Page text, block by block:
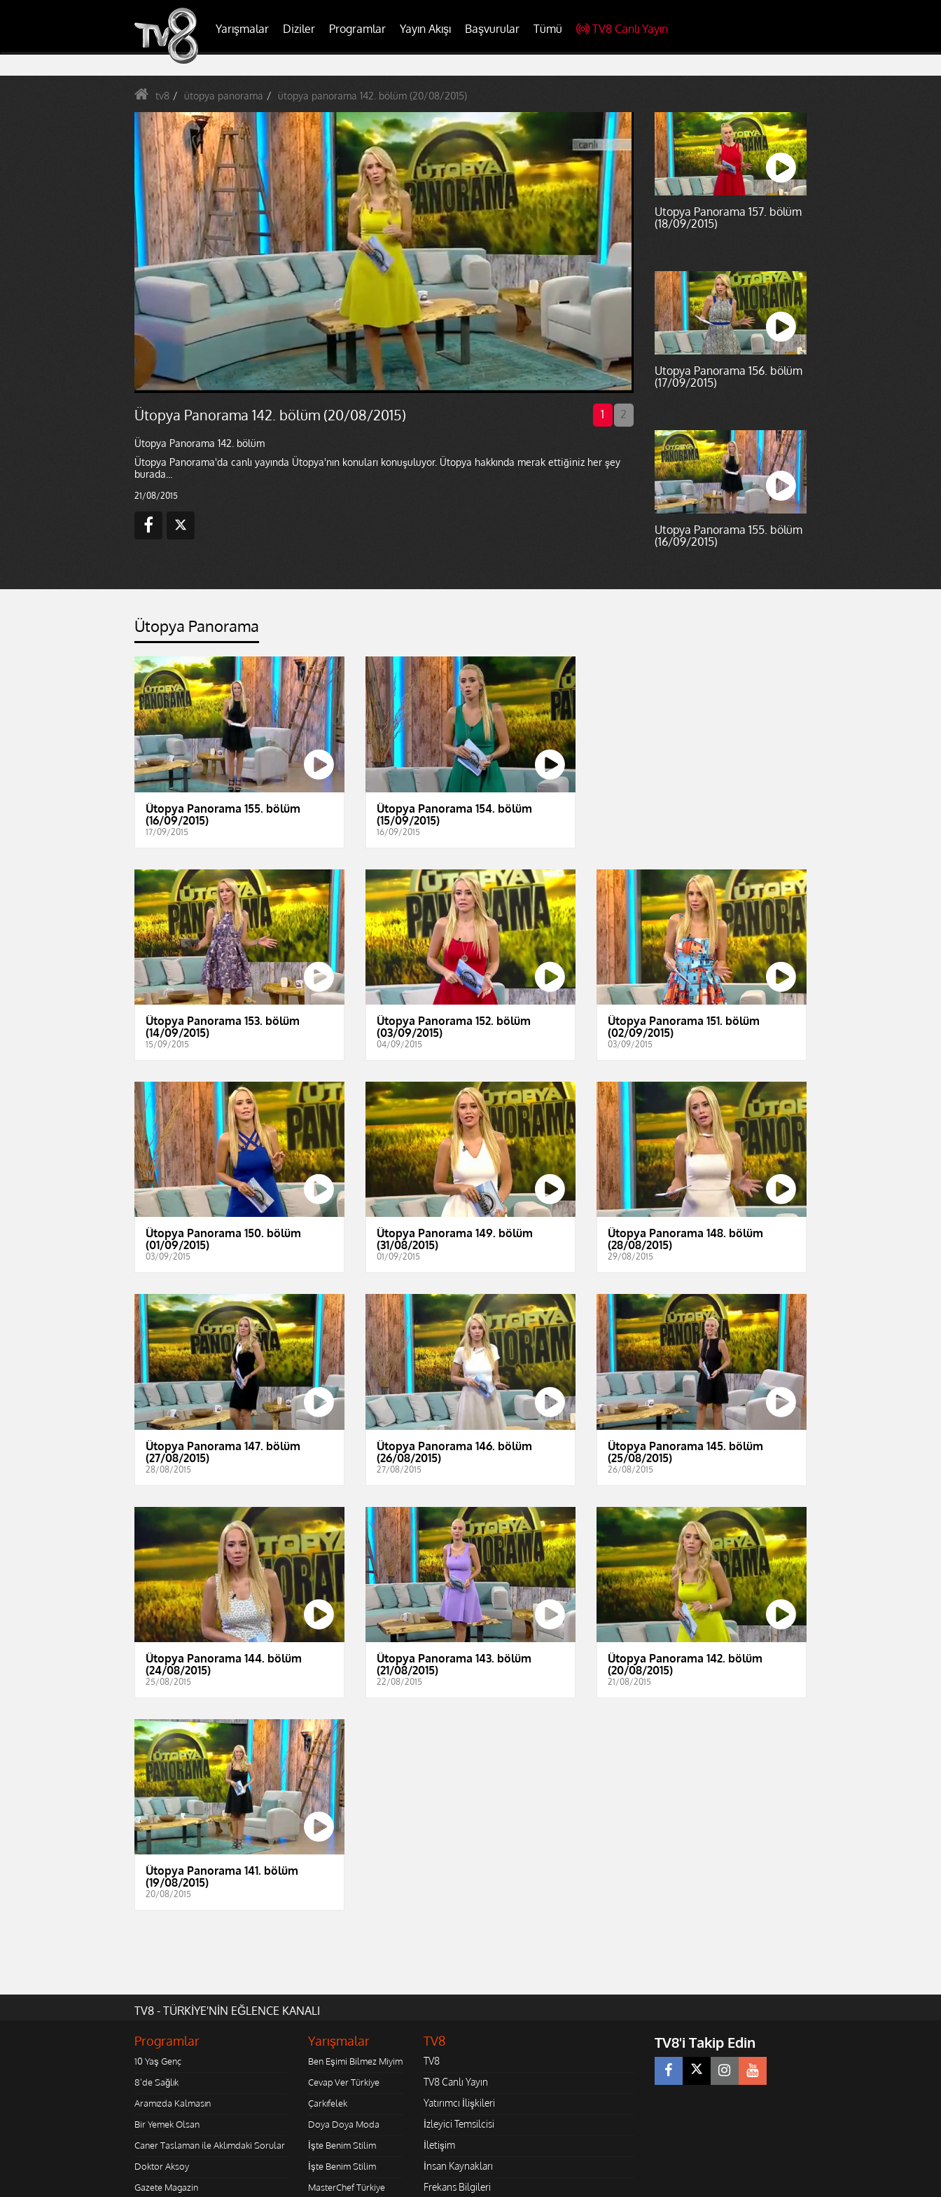
Yarışmalar Diziler Programlar Yayın Akışı Başvurular Tümü TV8 Canlı Yayın
tv8 ütopya panorama ütopya panorama 142. bölüm (20/08/2015)
Ütopya Panorama 142. bölüm (20/08/2015) 1 2
Ütopya Panorama 142. bölüm
Ütopya Panorama'da canlı yayında Ütopya'nın konuları konuşuluyor. Ütopya hakkında merak ettiğiniz her şey
burada...
21/08/2015
Ütopya Panorama 157. bölüm
(18/09/2015)
Ütopya Panorama 156. bölüm
(17/09/2015)
Ütopya Panorama 155. bölüm
(16/09/2015)
Ütopya Panorama
Ütopya Panorama 155. bölüm
(16/09/2015)
17/09/2015
Ütopya Panorama 154. bölüm
(15/09/2015)
16/09/2015
Ütopya Panorama 153. bölüm
(14/09/2015)
15/09/2015
Ütopya Panorama 152. bölüm
(03/09/2015)
04/09/2015
Ütopya Panorama 151. bölüm
(02/09/2015)
03/09/2015
Ütopya Panorama 150. bölüm
(01/09/2015)
03/09/2015
Ütopya Panorama 149. bölüm
(31/08/2015)
01/09/2015
Ütopya Panorama 148. bölüm
(28/08/2015)
29/08/2015
Ütopya Panorama 147. bölüm
(27/08/2015)
28/08/2015
Ütopya Panorama 146. bölüm
(26/08/2015)
27/08/2015
Ütopya Panorama 145. bölüm
(25/08/2015)
26/08/2015
Ütopya Panorama 144. bölüm
(24/08/2015)
25/08/2015
Ütopya Panorama 143. bölüm
(21/08/2015)
22/08/2015
Ütopya Panorama 142. bölüm
(20/08/2015)
21/08/2015
Ütopya Panorama 141. bölüm
(19/08/2015)
20/08/2015
TV8 - TÜRKİYE'NİN EĞLENCE KANALI
Programlar
10 Yaş Genç
8'de Sağlık
Aramızda Kalmasın
Bir Yemek Olsan
Caner Taslaman ile Aklımdaki Sorular
Doktor Aksoy
Gazete Magazin
Yarışmalar
Ben Eşimi Bilmez Miyim
Cevap Ver Türkiye
Çarkıfelek
Doya Doya Moda
İşte Benim Stilim
İşte Benim Stilim
MasterChef Türkiye
TV8
TV8
TV8 Canlı Yayın
Yatırımcı İlişkileri
İzleyici Temsilcisi
İletişim
İnsan Kaynakları
Frekans Bilgileri
TV8'i Takip Edin